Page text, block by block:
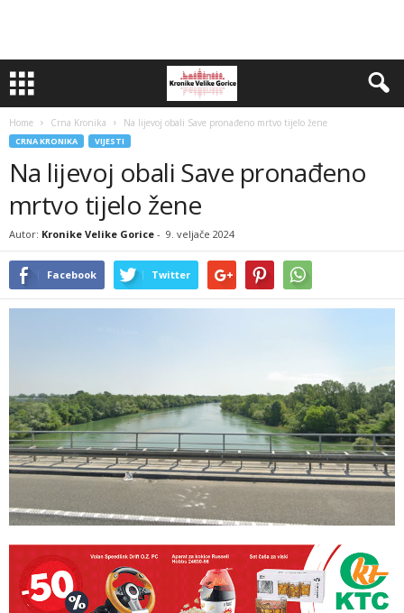
Home Crna Kronika Na lijevoj obali Save pronađeno mrtvo tijelo žene
CRNA KRONIKA VIJESTI
Na lijevoj obali Save pronađeno
mrtvo tijelo žene
Autor: Kronike Velike Gorice - 9. veljače 2024
Facebook Twitter